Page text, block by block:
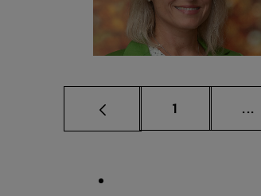
Página
1 ...